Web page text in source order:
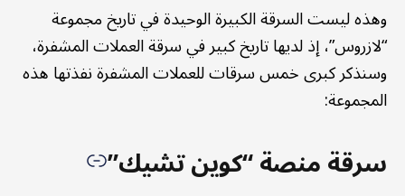
وهذه ليست السرقة الكبيرة الوحيدة في تاريخ مجموعة
“لازروس”، إذ لديها تاريخ كبير في سرقة العملات المشفرة،
وسنذكر كبرى خمس سرقات للعملات المشفرة نفذتها هذه
المجموعة:
سرقة منصة “كوين تشيك”